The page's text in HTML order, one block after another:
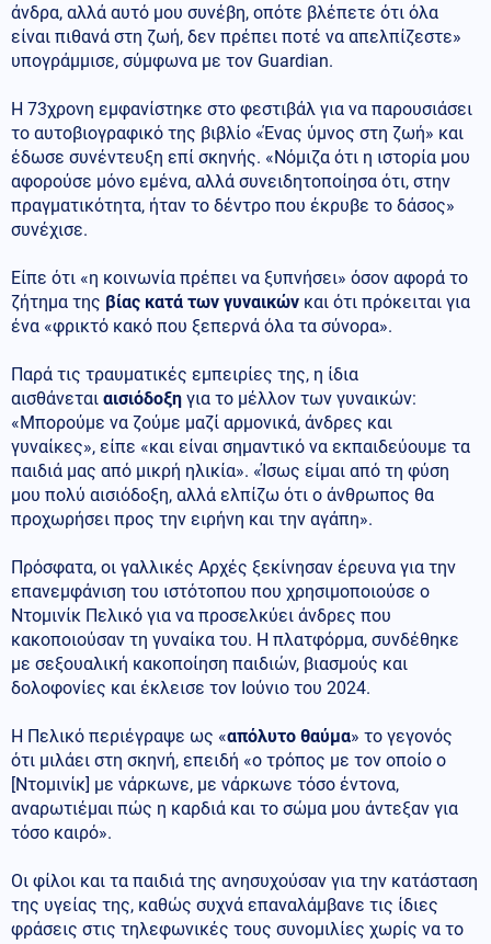
άνδρα, αλλά αυτό μου συνέβη, οπότε βλέπετε ότι όλα
είναι πιθανά στη ζωή, δεν πρέπει ποτέ να απελπίζεστε»
υπογράμμισε, σύμφωνα με τον Guardian.
Η 73χρονη εμφανίστηκε στο φεστιβάλ για να παρουσιάσει
το αυτοβιογραφικό της βιβλίο «Ένας ύμνος στη ζωή» και
έδωσε συνέντευξη επί σκηνής. «Νόμιζα ότι η ιστορία μου
αφορούσε μόνο εμένα, αλλά συνειδητοποίησα ότι, στην
πραγματικότητα, ήταν το δέντρο που έκρυβε το δάσος»
συνέχισε.
Είπε ότι «η κοινωνία πρέπει να ξυπνήσει» όσον αφορά το
ζήτημα της βίας κατά των γυναικών και ότι πρόκειται για
ένα «φρικτό κακό που ξεπερνά όλα τα σύνορα».
Παρά τις τραυματικές εμπειρίες της, η ίδια
αισθάνεται αισιόδοξη για το μέλλον των γυναικών:
«Μπορούμε να ζούμε μαζί αρμονικά, άνδρες και
γυναίκες», είπε «και είναι σημαντικό να εκπαιδεύουμε τα
παιδιά μας από μικρή ηλικία». «Ίσως είμαι από τη φύση
μου πολύ αισιόδοξη, αλλά ελπίζω ότι ο άνθρωπος θα
προχωρήσει προς την ειρήνη και την αγάπη».
Πρόσφατα, οι γαλλικές Αρχές ξεκίνησαν έρευνα για την
επανεμφάνιση του ιστότοπου που χρησιμοποιούσε ο
Ντομινίκ Πελικό για να προσελκύει άνδρες που
κακοποιούσαν τη γυναίκα του. Η πλατφόρμα, συνδέθηκε
με σεξουαλική κακοποίηση παιδιών, βιασμούς και
δολοφονίες και έκλεισε τον Ιούνιο του 2024.
Η Πελικό περιέγραψε ως «απόλυτο θαύμα» το γεγονός
ότι μιλάει στη σκηνή, επειδή «ο τρόπος με τον οποίο ο
[Ντομινίκ] με νάρκωνε, με νάρκωνε τόσο έντονα,
αναρωτιέμαι πώς η καρδιά και το σώμα μου άντεξαν για
τόσο καιρό».
Οι φίλοι και τα παιδιά της ανησυχούσαν για την κατάσταση
της υγείας της, καθώς συχνά επαναλάμβανε τις ίδιες
φράσεις στις τηλεφωνικές τους συνομιλίες χωρίς να το